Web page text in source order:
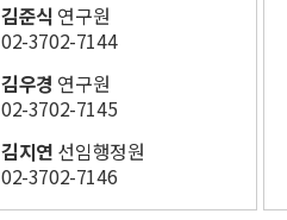
김준식 연구원​
02-3702-7144
김우경 연구원​
02-3702-7145
김지연 선임행정원​
02-3702-7146